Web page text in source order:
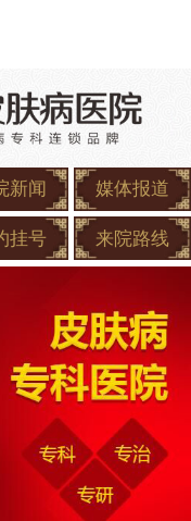
新闻 媒体报道
挂号 来院路线